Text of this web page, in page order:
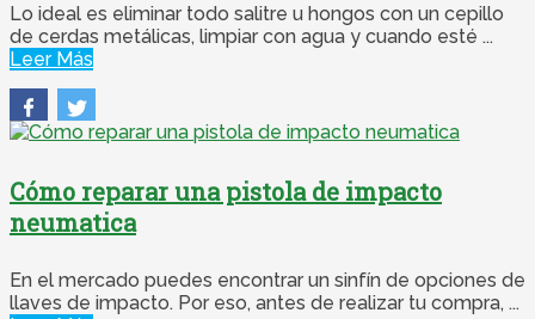
Lo ideal es eliminar todo salitre u hongos con un cepillo
de cerdas metálicas, limpiar con agua y cuando esté ...
Leer Más
Cómo reparar una pistola de impacto
neumatica
En el mercado puedes encontrar un sinfín de opciones de
llaves de impacto. Por eso, antes de realizar tu compra, ...